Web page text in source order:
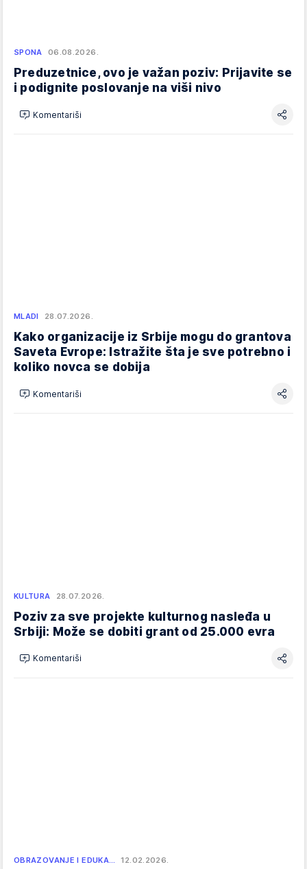
SPONA 06.08.2026.
Preduzetnice, ovo je važan poziv: Prijavite se
i podignite poslovanje na viši nivo
Komentariši
MLADI 28.07.2026.
Kako organizacije iz Srbije mogu do grantova
Saveta Evrope: Istražite šta je sve potrebno i
koliko novca se dobija
Komentariši
KULTURA 28.07.2026.
Poziv za sve projekte kulturnog nasleđa u
Srbiji: Može se dobiti grant od 25.000 evra
Komentariši
OBRAZOVANJE I EDUKA… 12.02.2026.